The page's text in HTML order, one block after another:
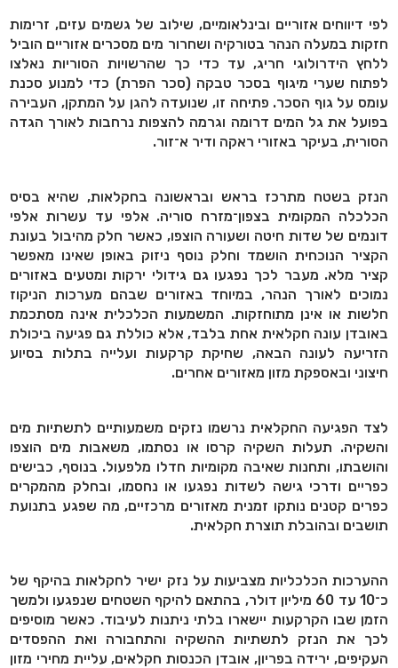
לפי דיווחים אזוריים ובינלאומיים, שילוב של גשמים עזים, זרימות
חזקות במעלה הנהר בטורקיה ושחרור מים מסכרים אזוריים הוביל
ללחץ הידרולוגי חריג, עד כדי כך שהרשויות הסוריות נאלצו
לפתוח שערי מיגוף בסכר טבקה (סכר הפרת) כדי למנוע סכנת
עומס על גוף הסכר. פתיחה זו, שנועדה להגן על המתקן, העבירה
בפועל את גל המים דרומה וגרמה להצפות נרחבות לאורך הגדה
הסורית, בעיקר באזורי ראקה ודיר א־זור.
הנזק בשטח מתרכז בראש ובראשונה בחקלאות, שהיא בסיס
הכלכלה המקומית בצפון־מזרח סוריה. אלפי עד עשרות אלפי
דונמים של שדות חיטה ושעורה הוצפו, כאשר חלק מהיבול בעונת
הקציר הנוכחית הושמד וחלק נוסף ניזוק באופן שאינו מאפשר
קציר מלא. מעבר לכך נפגעו גם גידולי ירקות ומטעים באזורים
נמוכים לאורך הנהר, במיוחד באזורים שבהם מערכות הניקוז
חלשות או אינן מתוחזקות. המשמעות הכלכלית אינה מסתכמת
באובדן עונה חקלאית אחת בלבד, אלא כוללת גם פגיעה ביכולת
הזריעה לעונה הבאה, שחיקת קרקעות ועלייה בתלות בסיוע
חיצוני ובאספקת מזון מאזורים אחרים.
לצד הפגיעה החקלאית נרשמו נזקים משמעותיים לתשתיות מים
והשקיה. תעלות השקיה קרסו או נסתמו, משאבות מים הוצפו
והושבתו, ותחנות שאיבה מקומיות חדלו מלפעול. בנוסף, כבישים
כפריים ודרכי גישה לשדות נפגעו או נחסמו, ובחלק מהמקרים
כפרים קטנים נותקו זמנית מאזורים מרכזיים, מה שפגע בתנועת
תושבים ובהובלת תוצרת חקלאית.
ההערכות הכלכליות מצביעות על נזק ישיר לחקלאות בהיקף של
כ־10 עד 60 מיליון דולר, בהתאם להיקף השטחים שנפגעו ולמשך
הזמן שבו הקרקעות יישארו בלתי ניתנות לעיבוד. כאשר מוסיפים
לכך את הנזק לתשתיות ההשקיה והתחבורה ואת ההפסדים
העקיפים, ירידה בפריון, אובדן הכנסות חקלאים, עליית מחירי מזון